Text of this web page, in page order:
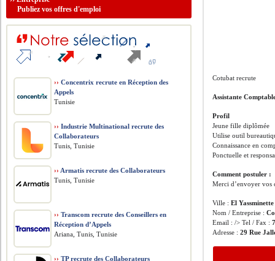
Cotubat recrute
Assistante
Profil
Jeune fille diplômée
Utilise outil
Connaissance en
Ponctuelle et
Comment postuler :
Merci d’envoyer vos
Ville :El
Nom / Entreprise :
Email : /> Tel / Fax :
Adresse :29 Rue
Publiez vos offres d'emploi
›› Concentrix recrute en Réception des
Appels
Tunisie
›› Industrie Multinational recrute des
Collaborateurs
Tunis, Tunisie
›› Armatis recrute des Collaborateurs
Tunis, Tunisie
›› Transcom recrute des Conseillers en
Réception d’Appels
Ariana, Tunis, Tunisie
›› TP recrute des Collaborateurs